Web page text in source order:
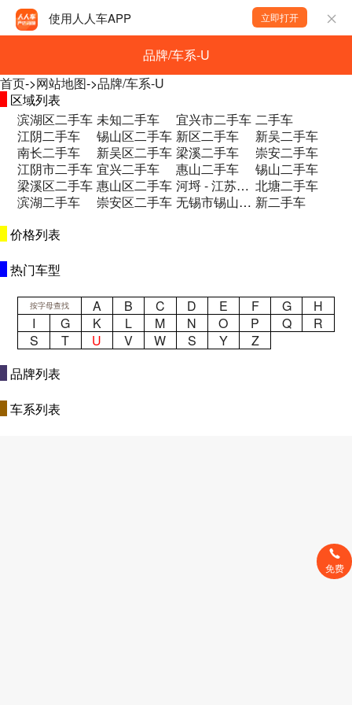
使用人人车APP 立即打开
品牌/车系-U
首页->网站地图->品牌/车系-U
区域列表
滨湖区二手车 未知二手车 宜兴市二手车 二手车
江阴二手车
锡山区二手车 新区二手车
新吴二手车
南长二手车
新吴区二手车 梁溪二手车
崇安二手车
江阴市二手车 宜兴二手车 惠山二手车
锡山二手车
梁溪区二手车 惠山区二手车 河埒 - 江苏省无锡市滨湖区青祁桥二手车 北塘二手车
滨湖二手车
崇安区二手车 无锡市锡山区锡沪中路2号卜蜂莲花广场3楼二手车 新二手车
价格列表
热门车型
按字母查找 A B C D E F G
H
I
G K L M N O P Q
R
S
T U V W S Y
Z
品牌列表
车系列表
免费